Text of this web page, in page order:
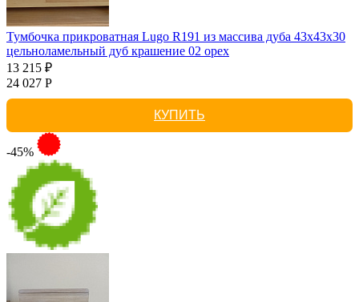
Тумбочка прикроватная Lugo R191 из массива дуба 43х43х30
цельноламельный дуб крашение 02 орех
13 215 ₽
24 027 Р
КУПИТЬ
-45%